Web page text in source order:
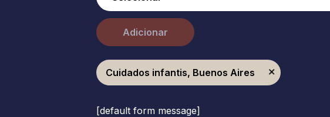
Adicionar
Cuidados infantis, Buenos Aires
[default form message]